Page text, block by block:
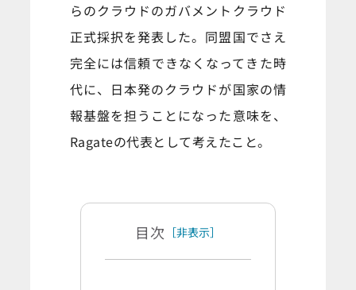
らのクラウドのガバメントクラウド
正式採択を発表した。同盟国でさえ
完全には信頼できなくなってきた時
代に、日本発のクラウドが国家の情
報基盤を担うことになった意味を、
Ragateの代表として考えたこと。
目次 ［非表示］